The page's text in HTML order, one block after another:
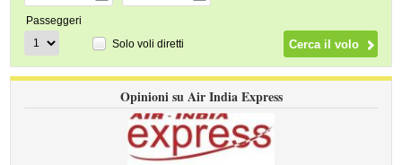
Passeggeri
Solo voli diretti
Opinioni su Air India Express